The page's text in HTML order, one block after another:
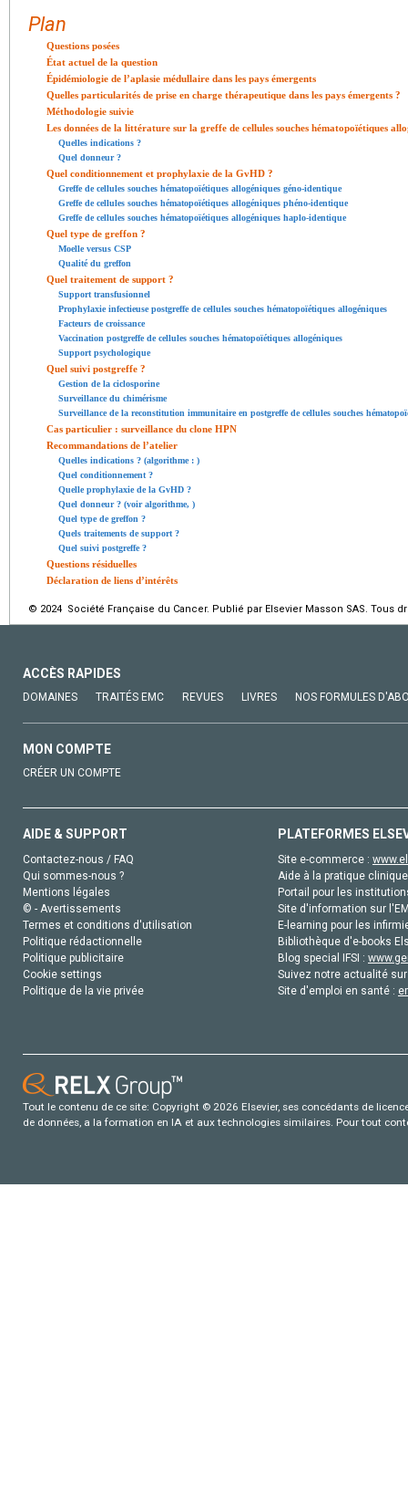
Plan
Questions posées
État actuel de la question
Épidémiologie de l’aplasie médullaire dans les pays émergents
Quelles particularités de prise en charge thérapeutique dans les pays émergents ?
Méthodologie suivie
Les données de la littérature sur la greffe de cellules souches hématopoïétiques
Quelles indications ?
Quel donneur ?
Quel conditionnement et prophylaxie de la GvHD ?
Greffe de cellules souches hématopoïétiques allogéniques géno-identique
Greffe de cellules souches hématopoïétiques allogéniques phéno-identique
Greffe de cellules souches hématopoïétiques allogéniques haplo-identique
Quel type de greffon ?
Moelle versus CSP
Qualité du greffon
Quel traitement de support ?
Support transfusionnel
Prophylaxie infectieuse postgreffe de cellules souches hématopoïétiques allogéniques
Facteurs de croissance
Vaccination postgreffe de cellules souches hématopoïétiques allogéniques
Support psychologique
Quel suivi postgreffe ?
Gestion de la ciclosporine
Surveillance du chimérisme
Surveillance de la reconstitution immunitaire en postgreffe de cellules souches
Cas particulier : surveillance du clone HPN
Recommandations de l’atelier
Quelles indications ? (algorithme : )
Quel conditionnement ?
Quelle prophylaxie de la GvHD ?
Quel donneur ? (voir algorithme, )
Quel type de greffon ?
Quels traitements de support ?
Quel suivi postgreffe ?
Questions résiduelles
Déclaration de liens d’intérêts
© 2024 Société Française du Cancer. Publié par Elsevier Masson SAS. Tous
ACCÈS RAPIDES
DOMAINES TRAITÉS EMC REVUES LIVRES NOS FORMULES
MON COMPTE
CRÉER UN COMPTE
AIDE & SUPPORT
Contactez-nous / FAQ
Qui sommes-nous ?
Mentions légales
© - Avertissements
Termes et conditions d'utilisation
Politique rédactionnelle
Politique publicitaire
Cookie settings
Politique de la vie privée
PLATEFORMES
Site e-commerce :
Aide à la pratique
Portail pour les
Site d'information sur
E-learning pour les
Bibliothèque d'e-books
Blog special IFSI :
Suivez notre actualité
Site d'emploi en santé :
Tout le contenu de ce site: Copyright © 2026 Elsevier, ses concédants de
de données, a la formation en IA et aux technologies similaires. Pour tout